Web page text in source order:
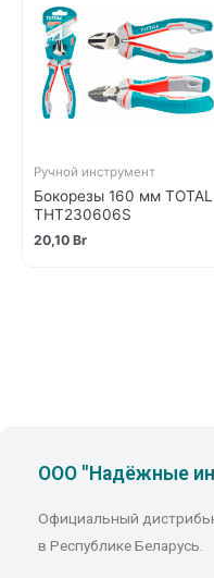
Ручной инструмент
Бокорезы 160 мм TOTAL
THT230606S
20,10 Br
ООО "Надёжные
Официальный
в Республике Беларусь.